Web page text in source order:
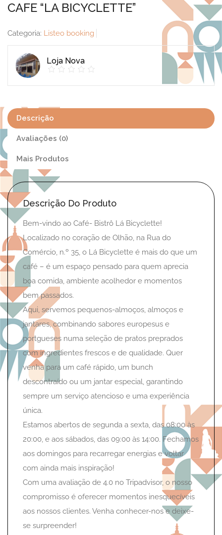
CAFE “LA BICYCLETTE”
Categoria: Listeo booking
Loja Nova
Descrição
Avaliações (0)
Mais Produtos
Descrição Do Produto
Bem-vindo ao Café- Bistrô Lá Bicyclette!
Localizado no coração de Olhão, na Rua do
Comércio, n.º 35, o Lá Bicyclette é mais do que um
café – é um espaço pensado para quem aprecia
boa comida, ambiente acolhedor e momentos
bem passados.
Aqui, servemos pequenos-almoços, almoços e
jantares, combinando sabores europesus e
portgueses numa seleção de pratos preprados
com ingredientes frescos e de qualidade. Quer
venha para um café rápido, um bunch
descontraído ou um jantar especial, garantindo
sempre um serviço atencioso e uma experiência
única.
Estamos abertos de segunda a sexta, das 08:00 às
20:00, e aos sábados, das 09:00 às 14:00. Fechamos
aos domingos para recarregar energias e voltar
com ainda mais inspiração!
Com uma avaliação de 4.0 no Tripadvisor, o nosso
compromisso é oferecer momentos inesquecíveis
aos nossos clientes. Venha conhecer-nos e deixe-
se surpreender!